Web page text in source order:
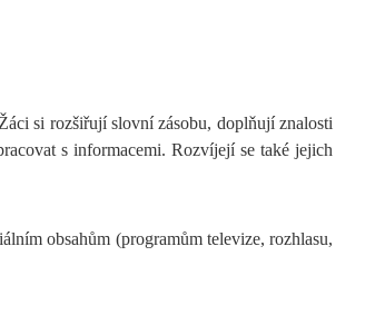
si rozšiřují slovní zásobu, doplňují znalosti
s informacemi. Rozvíjejí se také jejich
obsahům (programům televize, rozhlasu,